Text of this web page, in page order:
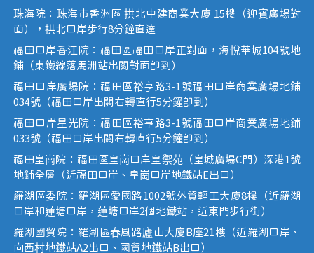
珠海院：珠海市香洲區 拱北中建商業大廈 15樓（迎賓廣場對
面），拱北口岸步行8分鐘直達
福田口岸香江院：福田區福田口岸正對面，海悅華城104號地
鋪（東鐵線落馬洲站出關對面即到）
福田口岸廣場院：福田區裕亨路3-1號福田口岸商業廣場地鋪
034號（福田口岸出關右轉直行5分鐘即到）
福田口岸星光院：福田區裕亨路3-1號福田口岸商業廣場地鋪
033號（福田口岸出關右轉直行5分鐘即到）
福田皇崗院：福田區皇崗口岸皇禦苑（皇城廣場C門）深港1號
地鋪全層（近福田口岸、皇崗口岸地鐵站E出口）
羅湖區委院：羅湖區愛國路1002號外貿輕工大廈8樓（近羅湖
口岸和蓮塘口岸，蓮塘口岸2個地鐵站，近東門步行街）
羅湖國貿院：羅湖區春風路廬山大廈B座21樓（近羅湖口岸、
向西村地鐵站A2出口、國貿地鐵站B出口）